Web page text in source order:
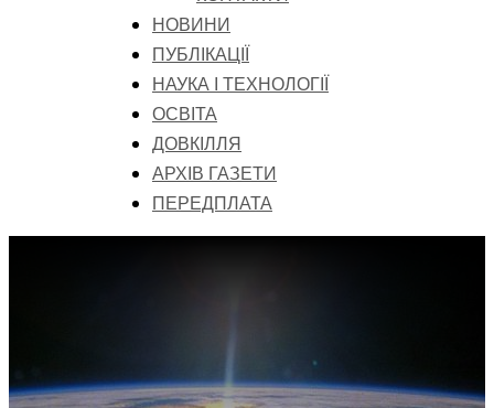
НОВИНИ
ПУБЛІКАЦІЇ
НАУКА І ТЕХНОЛОГІЇ
ОСВІТА
ДОВКІЛЛЯ
АРХІВ ГАЗЕТИ
ПЕРЕДПЛАТА